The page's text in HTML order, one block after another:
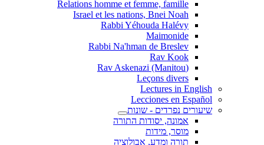
Relations homme et femme, famille
Israel et les nations, Bnei Noah
Rabbi Yéhouda Halévy
Maimonide
Rabbi Na'hman de Breslev
Rav Kook
(Rav Askenazi (Manitou
Leçons divers
Lectures in English
Lecciones en Español
שיעורים נפרדים - שונות
אמונה, יסודות התורה
מוסר, מידות
תורה ומדע, אבולוציה